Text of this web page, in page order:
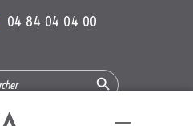
04 84 04 04 00
Search Button